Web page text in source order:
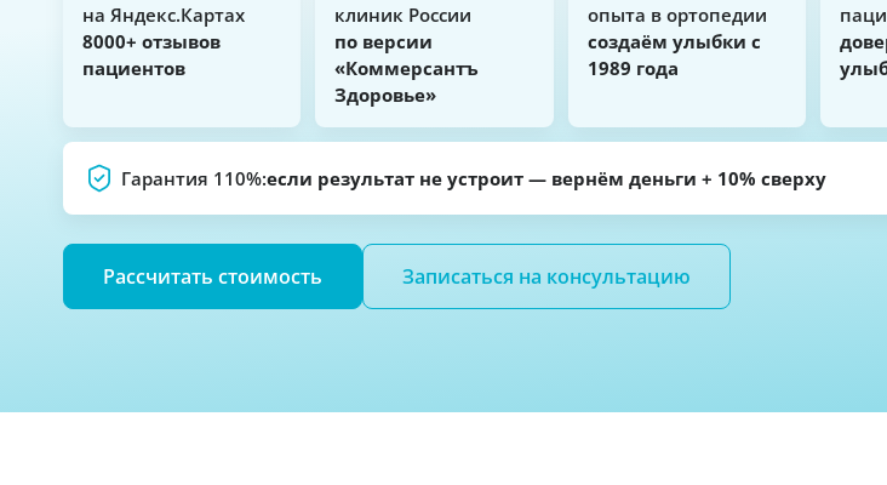
на Яндекс.Картах
8000+ отзывов
пациентов
клиник России
по версии
«Коммерсантъ
Здоровье»
опыта в ортопедии
создаём улыбки с
1989 года
Гарантия 110%:если результат не устроит — вернём деньги + 10% сверху
Рассчитать стоимость Записаться на консультацию